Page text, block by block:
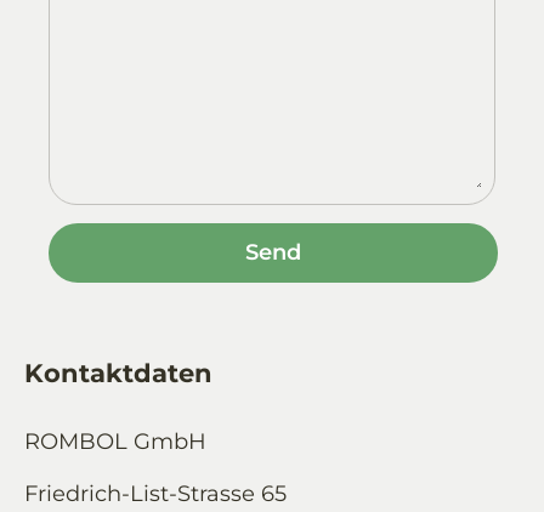
Kontaktdaten
ROMBOL GmbH
Friedrich-List-Strasse 65